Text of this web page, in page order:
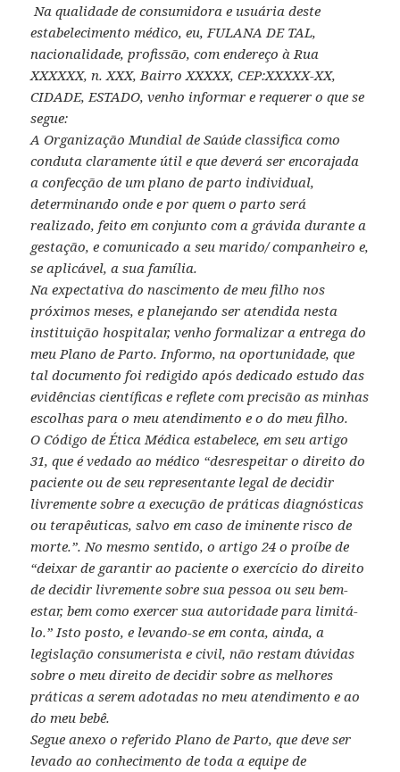
Na qualidade de consumidora e usuária deste
estabelecimento médico, eu, FULANA DE TAL,
nacionalidade, profissão, com endereço à Rua
XXXXXX, n. XXX, Bairro XXXXX, CEP:XXXXX-XX,
CIDADE, ESTADO, venho informar e requerer o que se
segue:
A Organização Mundial de Saúde classifica como
conduta claramente útil e que deverá ser encorajada
a confecção de um plano de parto individual,
determinando onde e por quem o parto será
realizado, feito em conjunto com a grávida durante a
gestação, e comunicado a seu marido/ companheiro e,
se aplicável, a sua família.
Na expectativa do nascimento de meu filho nos
próximos meses, e planejando ser atendida nesta
instituição hospitalar, venho formalizar a entrega do
meu Plano de Parto. Informo, na oportunidade, que
tal documento foi redigido após dedicado estudo das
evidências científicas e reflete com precisão as minhas
escolhas para o meu atendimento e o do meu filho.
O Código de Ética Médica estabelece, em seu artigo
31, que é vedado ao médico “desrespeitar o direito do
paciente ou de seu representante legal de decidir
livremente sobre a execução de práticas diagnósticas
ou terapêuticas, salvo em caso de iminente risco de
morte.”. No mesmo sentido, o artigo 24 o proíbe de
“deixar de garantir ao paciente o exercício do direito
de decidir livremente sobre sua pessoa ou seu bem-
estar, bem como exercer sua autoridade para limitá-
lo.” Isto posto, e levando-se em conta, ainda, a
legislação consumerista e civil, não restam dúvidas
sobre o meu direito de decidir sobre as melhores
práticas a serem adotadas no meu atendimento e ao
do meu bebê.
Segue anexo o referido Plano de Parto, que deve ser
levado ao conhecimento de toda a equipe de